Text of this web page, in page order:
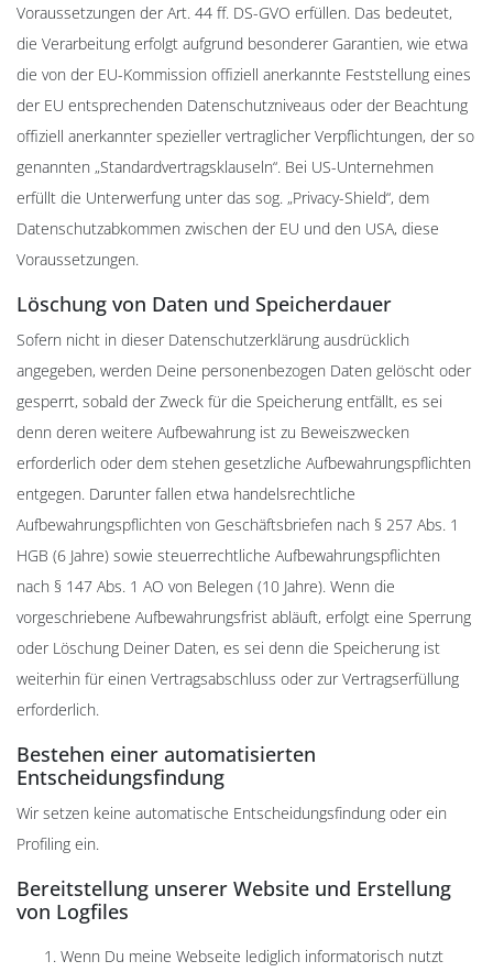
Voraussetzungen der Art. 44 ff. DS-GVO erfüllen. Das bedeutet,
die Verarbeitung erfolgt aufgrund besonderer Garantien, wie etwa
die von der EU-Kommission offiziell anerkannte Feststellung eines
der EU entsprechenden Datenschutzniveaus oder der Beachtung
offiziell anerkannter spezieller vertraglicher Verpflichtungen, der so
genannten „Standardvertragsklauseln“. Bei US-Unternehmen
erfüllt die Unterwerfung unter das sog. „Privacy-Shield“, dem
Datenschutzabkommen zwischen der EU und den USA, diese
Voraussetzungen.
Löschung von Daten und Speicherdauer
Sofern nicht in dieser Datenschutzerklärung ausdrücklich
angegeben, werden Deine personenbezogen Daten gelöscht oder
gesperrt, sobald der Zweck für die Speicherung entfällt, es sei
denn deren weitere Aufbewahrung ist zu Beweiszwecken
erforderlich oder dem stehen gesetzliche Aufbewahrungspflichten
entgegen. Darunter fallen etwa handelsrechtliche
Aufbewahrungspflichten von Geschäftsbriefen nach § 257 Abs. 1
HGB (6 Jahre) sowie steuerrechtliche Aufbewahrungspflichten
nach § 147 Abs. 1 AO von Belegen (10 Jahre). Wenn die
vorgeschriebene Aufbewahrungsfrist abläuft, erfolgt eine Sperrung
oder Löschung Deiner Daten, es sei denn die Speicherung ist
weiterhin für einen Vertragsabschluss oder zur Vertragserfüllung
erforderlich.
Bestehen einer automatisierten
Entscheidungsfindung
Wir setzen keine automatische Entscheidungsfindung oder ein
Profiling ein.
Bereitstellung unserer Website und Erstellung
von Logfiles
Wenn Du meine Webseite lediglich informatorisch nutzt